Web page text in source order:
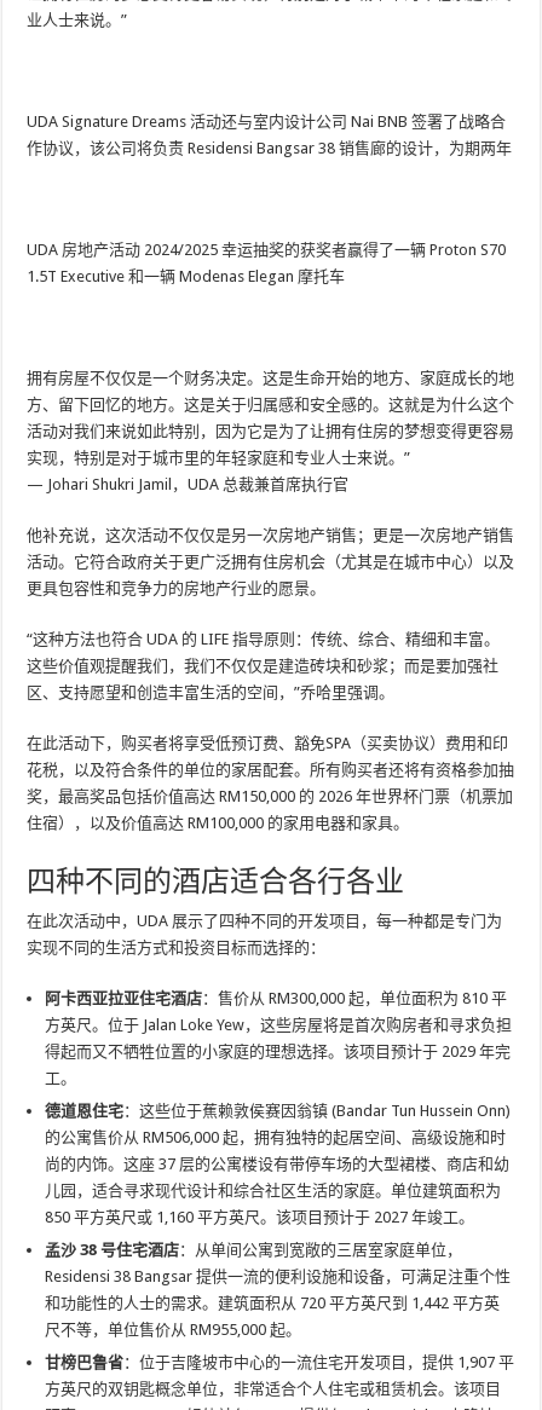
业人士来说。”
UDA Signature Dreams 活动还与室内设计公司 Nai BNB 签署了战略合
作协议，该公司将负责 Residensi Bangsar 38 销售廊的设计，为期两年
UDA 房地产活动 2024/2025 幸运抽奖的获奖者赢得了一辆 Proton S70
1.5T Executive 和一辆 Modenas Elegan 摩托车
拥有房屋不仅仅是一个财务决定。这是生命开始的地方、家庭成长的地
方、留下回忆的地方。这是关于归属感和安全感的。这就是为什么这个
活动对我们来说如此特别，因为它是为了让拥有住房的梦想变得更容易
实现，特别是对于城市里的年轻家庭和专业人士来说。”
— Johari Shukri Jamil，UDA 总裁兼首席执行官
他补充说，这次活动不仅仅是另一次房地产销售；更是一次房地产销售
活动。它符合政府关于更广泛拥有住房机会（尤其是在城市中心）以及
更具包容性和竞争力的房地产行业的愿景。
“这种方法也符合 UDA 的 LIFE 指导原则：传统、综合、精细和丰富。
这些价值观提醒我们，我们不仅仅是建造砖块和砂浆；而是要加强社
区、支持愿望和创造丰富生活的空间，”乔哈里强调。
在此活动下，购买者将享受低预订费、豁免SPA（买卖协议）费用和印
花税，以及符合条件的单位的家居配套。所有购买者还将有资格参加抽
奖，最高奖品包括价值高达 RM150,000 的 2026 年世界杯门票（机票加
住宿），以及价值高达 RM100,000 的家用电器和家具。
四种不同的酒店适合各行各业
在此次活动中，UDA 展示了四种不同的开发项目，每一种都是专门为
实现不同的生活方式和投资目标而选择的：
阿卡西亚拉亚住宅酒店：售价从 RM300,000 起，单位面积为 810 平
方英尺。位于 Jalan Loke Yew，这些房屋将是首次购房者和寻求负担
得起而又不牺牲位置的小家庭的理想选择。该项目预计于 2029 年完
工。
德道恩住宅：这些位于蕉赖敦侯赛因翁镇 (Bandar Tun Hussein Onn)
的公寓售价从 RM506,000 起，拥有独特的起居空间、高级设施和时
尚的内饰。这座 37 层的公寓楼设有带停车场的大型裙楼、商店和幼
儿园，适合寻求现代设计和综合社区生活的家庭。单位建筑面积为
850 平方英尺或 1,160 平方英尺。该项目预计于 2027 年竣工。
孟沙 38 号住宅酒店：从单间公寓到宽敞的三居室家庭单位，
Residensi 38 Bangsar 提供一流的便利设施和设备，可满足注重个性
和功能性的人士的需求。建筑面积从 720 平方英尺到 1,442 平方英
尺不等，单位售价从 RM955,000 起。
甘榜巴鲁省：位于吉隆坡市中心的一流住宅开发项目，提供 1,907 平
方英尺的双钥匙概念单位，非常适合个人住宅或租赁机会。该项目